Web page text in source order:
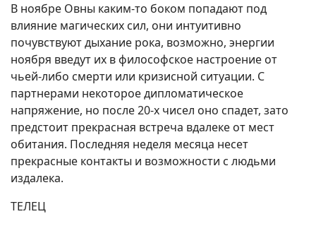
В ноябре Овны каким-то боком попадают под
влияние магических сил, они интуитивно
почувствуют дыхание рока, возможно, энергии
ноября введут их в философское настроение от
чьей-либо смерти или кризисной ситуации. С
партнерами некоторое дипломатическое
напряжение, но после 20-х чисел оно спадет, зато
предстоит прекрасная встреча вдалеке от мест
обитания. Последняя неделя месяца несет
прекрасные контакты и возможности с людьми
издалека.
ТЕЛЕЦ